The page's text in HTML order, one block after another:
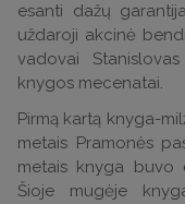
esanti dažų
uždaroji akcinė
vadovai
knygos mecenatai.
Pirmą kartą knyga-
metais Pramonės
metais knyga buvo
Šioje mugėje